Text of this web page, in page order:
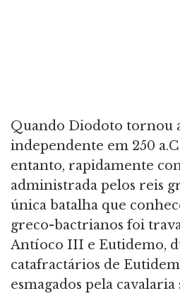
Quando Diodoto tornou
independente em 250
entanto, rapidamente
administrada pelos reis
única batalha que
greco-bactrianos foi
Antíoco III e Eutidemo,
catafractários de
esmagados pela